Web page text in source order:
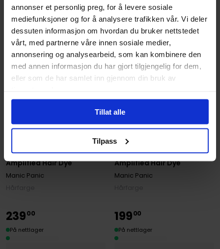
annonser et personlig preg, for å levere sosiale
mediefunksjoner og for å analysere trafikken vår. Vi deler
dessuten informasjon om hvordan du bruker nettstedet
vårt, med partnerne våre innen sosiale medier,
annonsering og analysearbeid, som kan kombinere den
med annen informasjon du har gjort tilgjengelig for dem,
eller som de har samlet inn gjennom din bruk av
Tillat alle
Tilpass
Cotton Candy Pink
Amplified Hair Dye
Manic Panic
På nettlager
Atomic Turquoise
Amplified Hair Dye
Manic Panic
Manic Panic
På nettlager
23900
På nettlager
19900
På nettlager